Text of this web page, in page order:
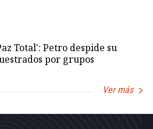
Total': Petro despide su
por grupos
Ver más